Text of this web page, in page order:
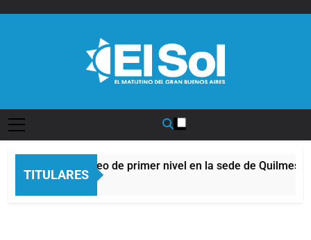
TITULARES
Quilmeño: boxeo de primer nivel en la sede de Quilmes